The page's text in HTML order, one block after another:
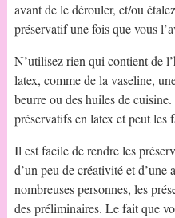
avant de le dérouler, et/ou
préservatif une fois que vous
N’utilisez rien qui contient de
latex, comme de la vaseline,
beurre ou des huiles de
préservatifs en latex et peut les
Il est facile de rendre les
d’un peu de créativité et
nombreuses personnes, les
des préliminaires. Le fait que